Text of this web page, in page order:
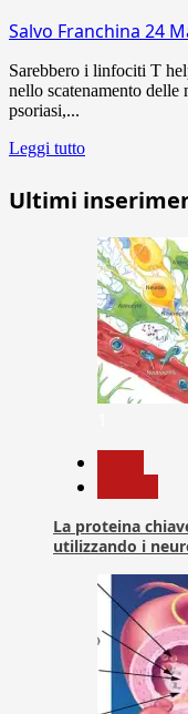
Salvo Franchina 24
Sarebbero i linfociti T
nello scatenamento
psoriasi,...
Leggi tutto
Ultimi
La proteina
utilizzando i